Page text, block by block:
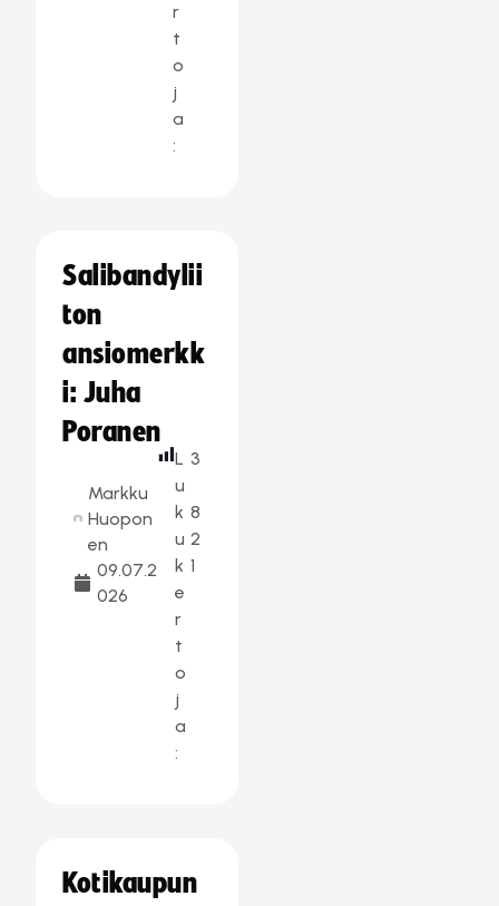
r
t
o
j
a
:
Salibandylii
ton
ansiomerkk
i: Juha
Poranen
Markku
Huopon
en
09.07.2
026
L
u
k
u
k
e
r
t
o
j
a
:
3
8
2
1
Kotikaupun